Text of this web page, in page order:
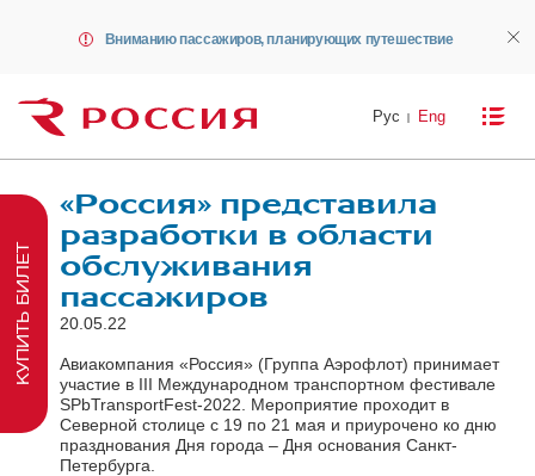
Вниманию пассажиров, планирующих путешествие
Рус Eng
«Россия» представила
разработки в области
обслуживания
пассажиров
20.05.22
Авиакомпания «Россия» (Группа Аэрофлот) принимает
участие в III Международном транспортном фестивале
SPbTransportFest-2022. Мероприятие проходит в
Северной столице с 19 по 21 мая и приурочено ко дню
празднования Дня города – Дня основания Санкт-
Петербурга.
КУПИТЬ БИЛЕТ